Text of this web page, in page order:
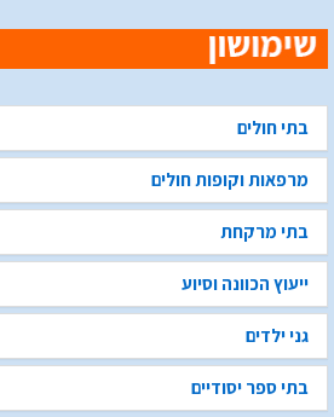
בתי חולים
מרפאות וקופות חולים
בתי מרקחת
ייעוץ הכוונה וסיוע
גני ילדים
בתי ספר יסודיים